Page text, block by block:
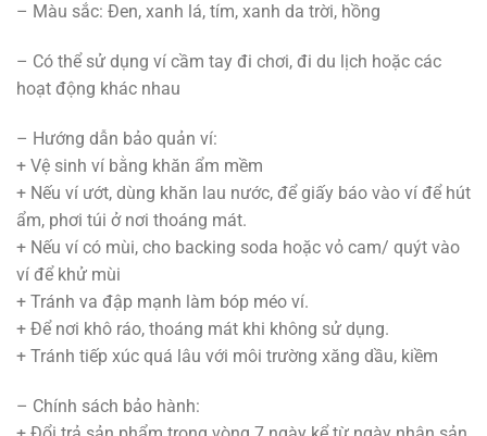
– Màu sắc: Đen, xanh lá, tím, xanh da trời, hồng
– Có thể sử dụng ví cầm tay đi chơi, đi du lịch hoặc các
hoạt động khác nhau
– Hướng dẫn bảo quản ví:
+ Vệ sinh ví bằng khăn ẩm mềm
+ Nếu ví ướt, dùng khăn lau nước, để giấy báo vào ví để hút
ẩm, phơi túi ở nơi thoáng mát.
+ Nếu ví có mùi, cho backing soda hoặc vỏ cam/ quýt vào
ví để khử mùi
+ Tránh va đập mạnh làm bóp méo ví.
+ Để nơi khô ráo, thoáng mát khi không sử dụng.
+ Tránh tiếp xúc quá lâu với môi trường xăng dầu, kiềm
– Chính sách bảo hành: